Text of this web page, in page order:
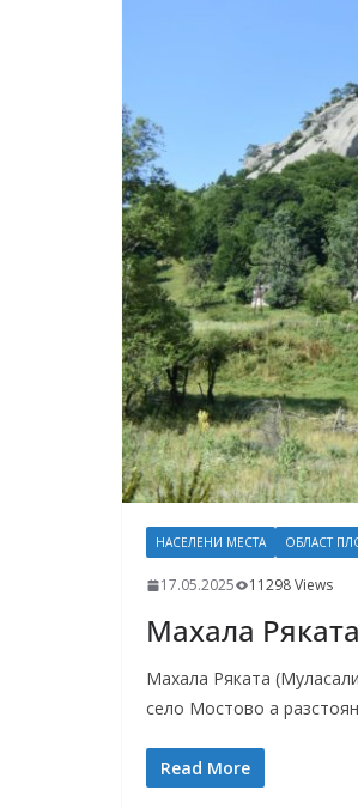
НАСЕЛЕНИ МЕСТА ОБЛАСТ
17.05.2025 11298 Views
Махала
Махала Ряката
село Мостово а
Read More